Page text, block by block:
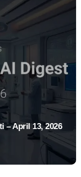
– April 13, 2026